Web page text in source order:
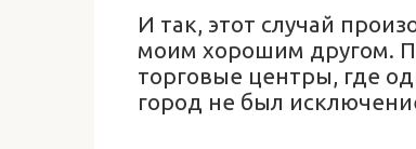
И так, этот случай
моим хорошим другом.
торговые центры, где
город не был